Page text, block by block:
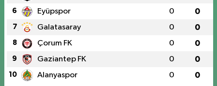
6 Eyüpspor 0 0
7 Galatasaray 0 0
8 Çorum FK 0 0
9 Gaziantep FK 0 0
10 Alanyaspor 0 0